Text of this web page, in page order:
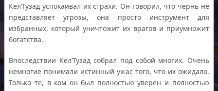
Кел’Тузад успокаивал их страхи. Он говорил, что чернь не
представляет угрозы, она просто инструмент для
избранных, который уничтожит их врагов и приумножит
богатства.
Впоследствии Кел’Тузад собрал под собой многих. Очень
немногие понимали истинный ужас того, что их ожидало.
Только те, в ком он был полностью уверен и полностью